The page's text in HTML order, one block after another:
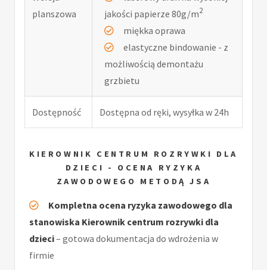
planszowa
jakości papierze 80g/m2
miękka oprawa
elastyczne bindowanie - z
możliwością demontażu
grzbietu
Dostępność Dostępna od ręki, wysyłka w 24h
KIEROWNIK CENTRUM ROZRYWKI DLA
DZIECI - OCENA RYZYKA
ZAWODOWEGO METODĄ JSA
Kompletna ocena ryzyka zawodowego dla
stanowiska Kierownik centrum rozrywki dla
dzieci– gotowa dokumentacja do wdrożenia w
firmie